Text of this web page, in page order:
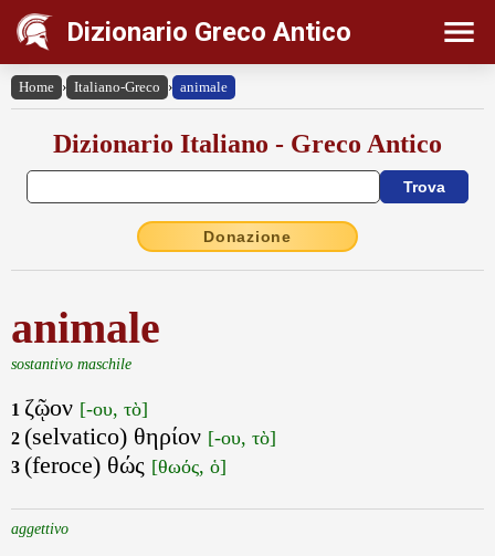
Dizionario Greco Antico
Home › Italiano-Greco › animale
Dizionario Italiano - Greco Antico
Donazione
animale
sostantivo maschile
1 ζῷον [-ου, τὸ]
2 (selvatico) θηρίον [-ου, τὸ]
3 (feroce) θώς [θωός, ὁ]
aggettivo